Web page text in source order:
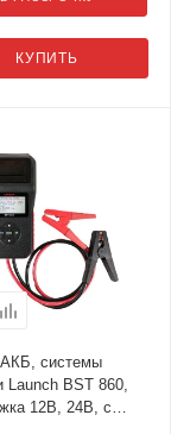
КУПИТЬ
АКБ, системы
Launch BST 860,
12В, 24B, с